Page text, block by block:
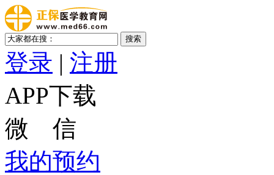
登录 | 注册
APP下载
微 信
我的预约